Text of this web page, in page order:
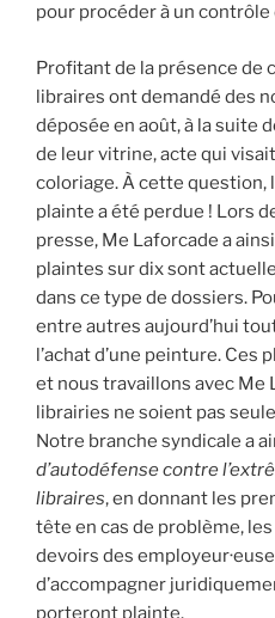
pour procéder à un
Profitant de la présence de
libraires ont demandé des
déposée en août, à la suite
de leur vitrine, acte qui
coloriage. À cette question,
plainte a été perdue ! Lors
presse, Me Laforcade a
plaintes sur dix sont
dans ce type de dossiers.
entre autres aujourd’hui
l’achat d’une peinture.
et nous travaillons avec Me
librairies ne soient pas
Notre branche syndicale a
d’autodéfense contre
libraires, en donnant les
tête en cas de problème,
devoirs des
d’accompagner
porteront plainte.